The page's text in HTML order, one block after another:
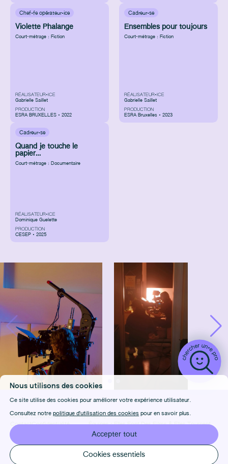
Chef·fe opérateur·ice
Violette Phalange
Court-métrage : Fiction
RÉALISATEUR•ICE
Gabrielle Saillet
PRODUCTION
ESRA BRUXELLES • 2022
Cadreur·se
Ensembles pour toujours
Court-métrage : Fiction
RÉALISATEUR•ICE
Gabrielle Saillet
PRODUCTION
ESRA Bruxelles • 2023
Cadreur·se
Quand je touche le
papier…
Court-métrage : Documentaire
RÉALISATEUR•ICE
Dominique Guelette
PRODUCTION
CESEP • 2025
Nous utilisons des cookies
Ce site utilise des cookies pour améliorer votre expérience utilisateur.
Consultez notrepolitique d'utilisation des cookies pour en savoir plus.
Cookies essentiels
Accepter tout
Contact
FAQ
CONDITIONS D'UTILISATION
Confidentialité
CRÉDITS
Équipes :Elles Font Des Films&Elles Tournent
Design & Front-end :